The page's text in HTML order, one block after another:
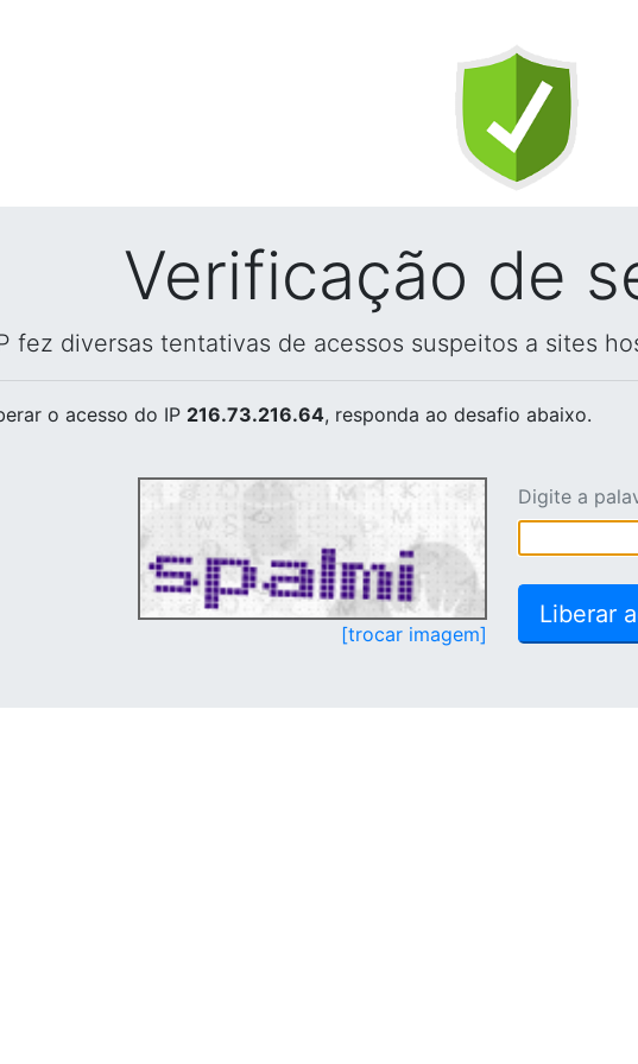
Verificação de
fez diversas tentativas de acessos suspeitos a sites
o acesso do IP 216.73.216.64, responda ao desafio abaixo.
[trocar imagem]
Digite a